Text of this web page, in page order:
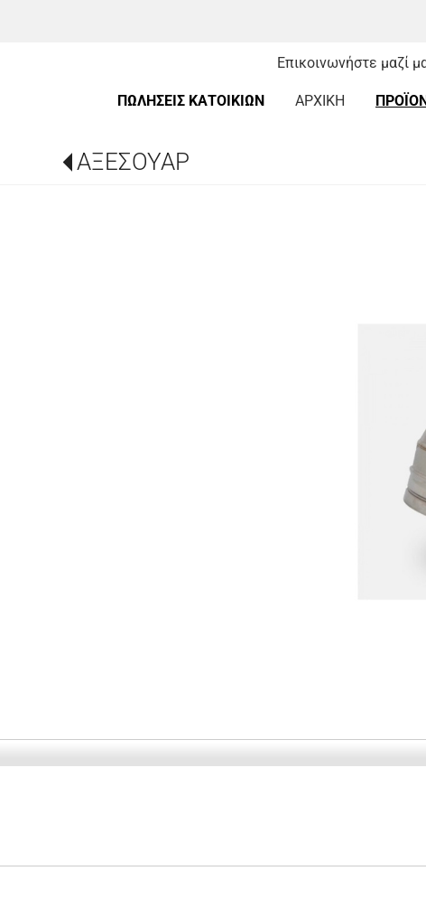
Επικοινωνήστε μαζί
ΠΩΛΗΣΕΙΣ ΚΑΤΟΙΚΙΩΝ ΑΡΧΙΚΗ
ΑΞΕΣΟΥΑΡ